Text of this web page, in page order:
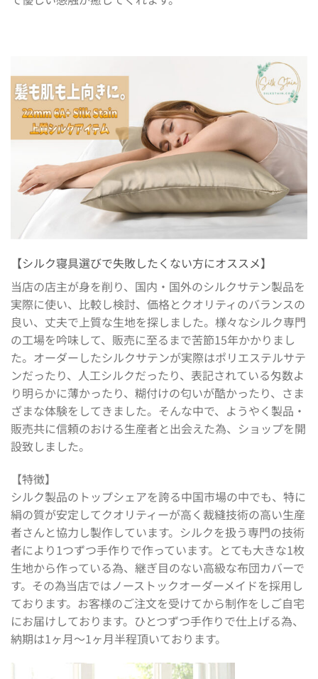
【シルク寝具選びで失敗したくない方にオススメ】
当店の店主が身を削り、国内・国外のシルクサテン製品を
実際に使い、比較し検討、価格とクオリティのバランスの
良い、丈夫で上質な生地を探しました。様々なシルク専門
の工場を吟味して、販売に至るまで苦節15年かかりまし
た。オーダーしたシルクサテンが実際はポリエステルサテ
ンだったり、人工シルクだったり、表記されている匁数よ
り明らかに薄かったり、糊付けの匂いが酷かったり、さま
ざまな体験をしてきました。そんな中で、ようやく製品・
販売共に信頼のおける生産者と出会えた為、ショップを開
設致しました。
【特徴】
シルク製品のトップシェアを誇る中国市場の中でも、特に
絹の質が安定してクオリティーが高く裁縫技術の高い生産
者さんと協力し製作しています。シルクを扱う専門の技術
者により1つずつ手作りで作っています。とても大きな1枚
生地から作っている為、継ぎ目のない高級な布団カバーで
す。その為当店ではノーストックオーダーメイドを採用し
ております。お客様のご注文を受けてから制作をしご自宅
にお届けしております。ひとつずつ手作りで仕上げる為、
納期は1ヶ月〜1ヶ月半程頂いております。